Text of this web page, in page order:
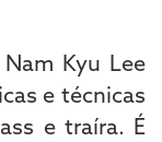
Kyu Lee
e técnicas
e traíra. É